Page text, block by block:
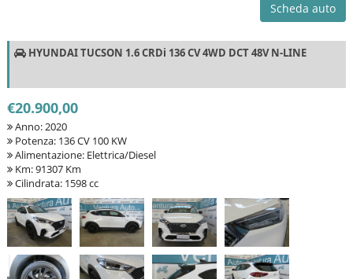
Scheda auto
HYUNDAI TUCSON 1.6 CRDi 136 CV 4WD DCT 48V N-LINE
€20.900,00
Anno: 2020
Potenza: 136 CV 100 KW
Alimentazione: Elettrica/Diesel
Km: 91307 Km
Cilindrata: 1598 cc